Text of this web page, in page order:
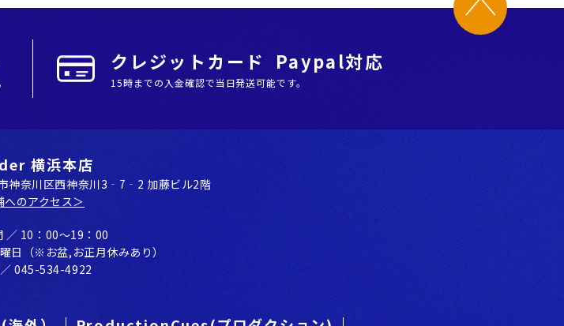
クレジットカード Paypal対応
15時までの入金確認で当日発送可能です。
横浜本店
神奈川区⻄神奈川3‐7‐2 加藤ビル2階
へのアクセス＞
／ 10：00〜19：00
⽇（※お盆,お正⽉休みあり）
045-534-4922